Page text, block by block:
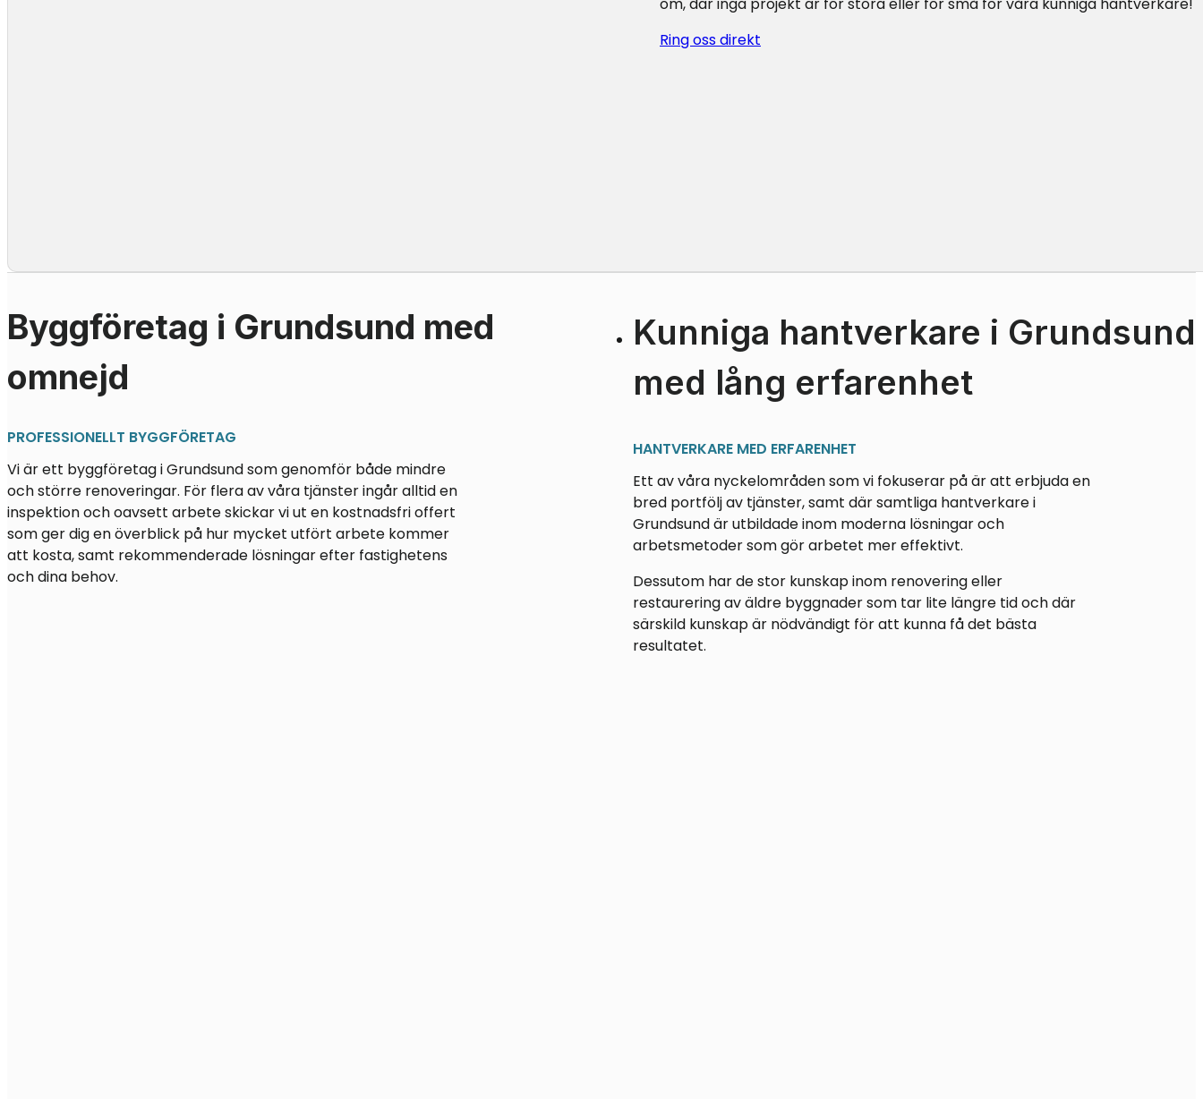
om, där inga projekt är för stora eller för små för våra kunniga hantverkare!
Ring oss direkt
Byggföretag i Grundsund med
omnejd
PROFESSIONELLT BYGGFÖRETAG
Vi är ett byggföretag i Grundsund som genomför både mindre
och större renoveringar. För flera av våra tjänster ingår alltid en
inspektion och oavsett arbete skickar vi ut en kostnadsfri offert
som ger dig en överblick på hur mycket utfört arbete kommer
att kosta, samt rekommenderade lösningar efter fastighetens
och dina behov.
Kunniga hantverkare i Grundsund
med lång erfarenhet
HANTVERKARE MED ERFARENHET
Ett av våra nyckelområden som vi fokuserar på är att erbjuda en
bred portfölj av tjänster, samt där samtliga hantverkare i
Grundsund är utbildade inom moderna lösningar och
arbetsmetoder som gör arbetet mer effektivt.
Dessutom har de stor kunskap inom renovering eller
restaurering av äldre byggnader som tar lite längre tid och där
särskild kunskap är nödvändigt för att kunna få det bästa
resultatet.